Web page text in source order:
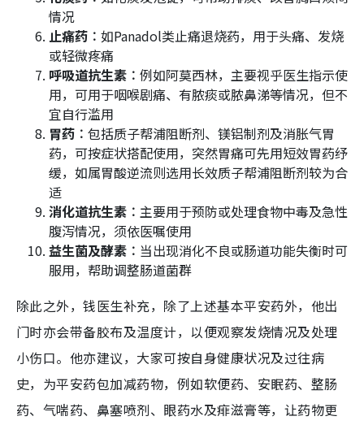
情况​
止痛药︰ 如Panadol类止痛退烧药，用于头痛、发烧
或轻微疼痛​
呼吸道抗生素︰ 例如阿莫西林，主要视乎医生指示使
用，可用于咽喉剧痛、有脓痰或脓鼻涕等情况，但不
宜自行滥用​
胃药︰ 包括质子帮浦阻断剂、镁铝制剂及消胀气胃
药，可按症状搭配使用，突然胃痛可先用短效胃药纾
缓，如属胃酸逆流则选用长效质子帮浦阻断剂较为合
适
消化道抗生素︰ 主要用于预防或处理食物中毒及急性
腹泻情况，须依医嘱使用​
益生菌及酵素︰ 当出现消化不良或肠道功能失衡时可
服用，帮助调整肠道菌群
除此之外，钱医生补充，除了上述基本平安药外，他出
门时亦会带备胶布及温度计，以便观察发烧情况及处理
小伤口。他亦建议，大家可按自身健康状况及过往病
史，为平安药包加减药物，例如软便药、安眠药、整肠
药、气喘药、鼻塞喷剂、眼药水及痱滋膏等，让药物更